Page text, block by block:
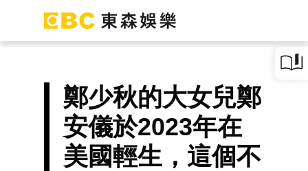
鄭少秋的大女兒鄭
安儀於2023年在
美國輕生，這個不